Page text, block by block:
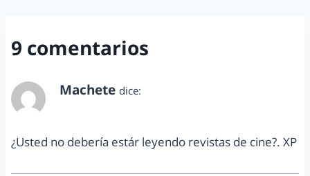
9 comentarios
Machete dice:
¿Usted no debería estár leyendo revistas de cine?. XP